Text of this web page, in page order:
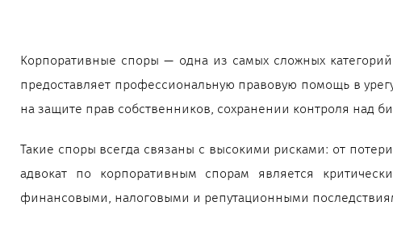
Корпоративные споры — одна из самых сложных
предоставляет профессиональную правовую помощь в
на защите прав собственников, сохранении контроля над
Такие споры всегда связаны с высокими рисками: от
адвокат по корпоративным спорам является
финансовыми, налоговыми и репутационными